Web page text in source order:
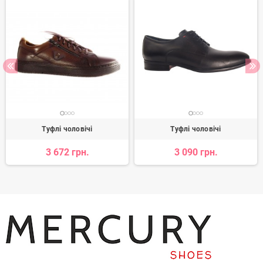
Туфлі чоловічі
3 672 грн.
Туфлі чоловічі
3 090 грн.